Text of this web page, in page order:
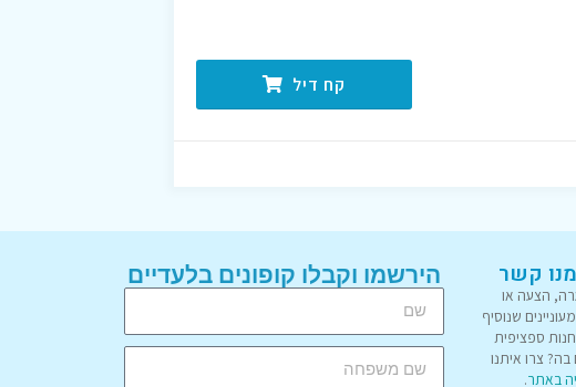
קח דיל
קשר
הצעה או
שנוסיף
ספציפית
צרו איתנו
באתר.
הירשמו וקבלו קופונים בלעדיים